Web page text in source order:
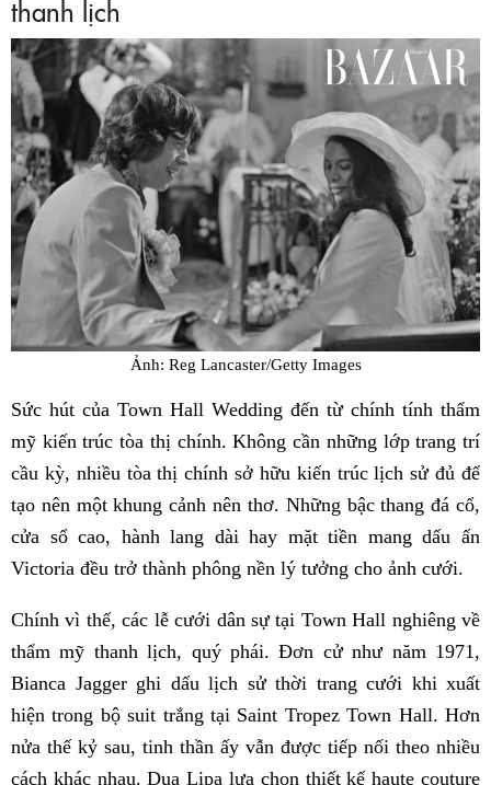
thanh lịch
Ảnh: Reg Lancaster/Getty Images
Sức hút của Town Hall Wedding đến từ chính tính thẩm
mỹ kiến trúc tòa thị chính. Không cần những lớp trang trí
cầu kỳ, nhiều tòa thị chính sở hữu kiến trúc lịch sử đủ để
tạo nên một khung cảnh nên thơ. Những bậc thang đá cổ,
cửa sổ cao, hành lang dài hay mặt tiền mang dấu ấn
Victoria đều trở thành phông nền lý tưởng cho ảnh cưới.
Chính vì thế, các lễ cưới dân sự tại Town Hall nghiêng về
thẩm mỹ thanh lịch, quý phái. Đơn cử như năm 1971,
Bianca Jagger ghi dấu lịch sử thời trang cưới khi xuất
hiện trong bộ suit trắng tại Saint Tropez Town Hall. Hơn
nửa thế kỷ sau, tinh thần ấy vẫn được tiếp nối theo nhiều
cách khác nhau. Dua Lipa lựa chọn thiết kế haute couture